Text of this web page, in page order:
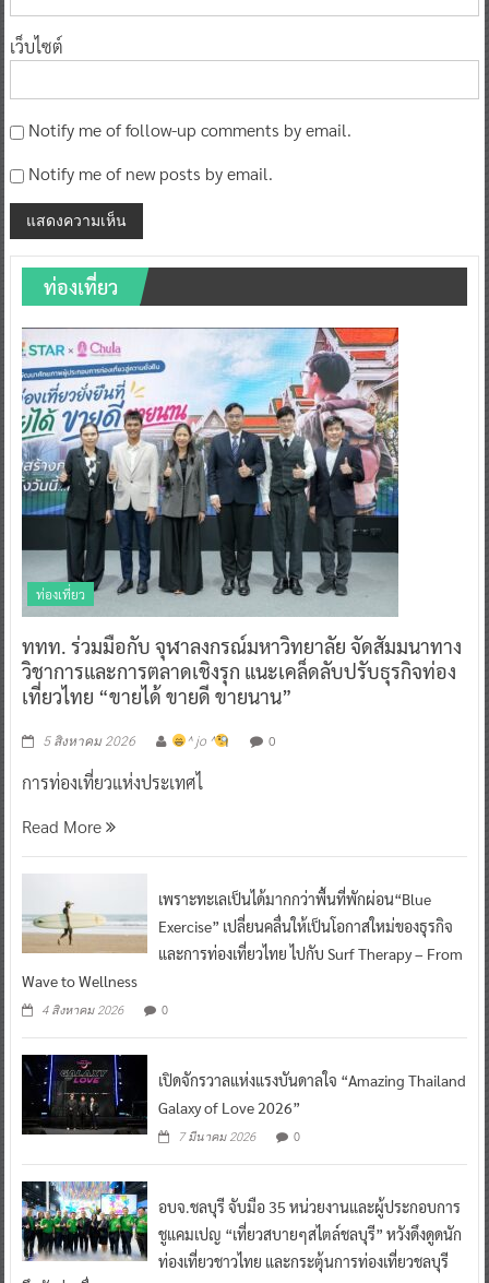
เว็บไซต์
Notify me of follow-up comments by email.
Notify me of new posts by email.
ท่องเที่ยว
ท่องเที่ยว
ททท. ร่วมมือกับ จุฬาลงกรณ์มหาวิทยาลัย จัดสัมมนาทาง
วิชาการและการตลาดเชิงรุก แนะเคล็ดลับปรับธุรกิจท่อง
เที่ยวไทย “ขายได้ ขายดี ขายนาน”
5 สิงหาคม 2026 ^ jo ^ 0
การท่องเที่ยวแห่งประเทศไ
Read More
เพราะทะเลเป็นได้มากกว่าพื้นที่พักผ่อน“Blue
Exercise” เปลี่ยนคลื่นให้เป็นโอกาสใหม่ของธุรกิจ
และการท่องเที่ยวไทย ไปกับ Surf Therapy – From
Wave to Wellness
4 สิงหาคม 2026 0
เปิดจักรวาลแห่งแรงบันดาลใจ “Amazing Thailand
Galaxy of Love 2026”
7 มีนาคม 2026 0
อบจ.ชลบุรี จับมือ 35 หน่วยงานและผู้ประกอบการ
ชูแคมเปญ “เที่ยวสบายๆสไตล์ชลบุรี” หวังดึงดูดนัก
ท่องเที่ยวชาวไทย และกระตุ้นการท่องเที่ยวชลบุรี